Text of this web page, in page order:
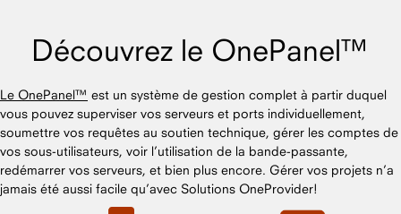
Découvrez le OnePanel™
Le OnePanel™ est un système de gestion complet à partir duquel
vous pouvez superviser vos serveurs et ports individuellement,
soumettre vos requêtes au soutien technique, gérer les comptes de
vos sous-utilisateurs, voir l’utilisation de la bande-passante,
redémarrer vos serveurs, et bien plus encore. Gérer vos projets n’a
jamais été aussi facile qu’avec Solutions OneProvider!